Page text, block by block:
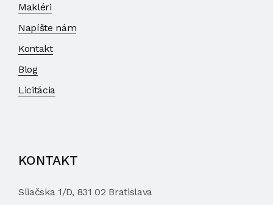
Makléri
Napíšte nám
Kontakt
Blog
Licitácia
KONTAKT
Sliačska 1/D, 831 02 Bratislava